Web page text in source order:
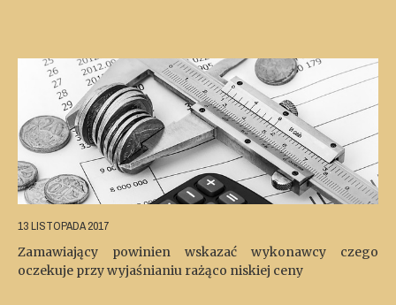
13 LISTOPADA 2017
Zamawiający powinien wskazać wykonawcy czego
oczekuje przy wyjaśnianiu rażąco niskiej ceny